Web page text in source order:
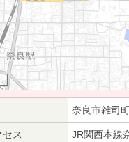
奈良市雑司
セス JR関西本線